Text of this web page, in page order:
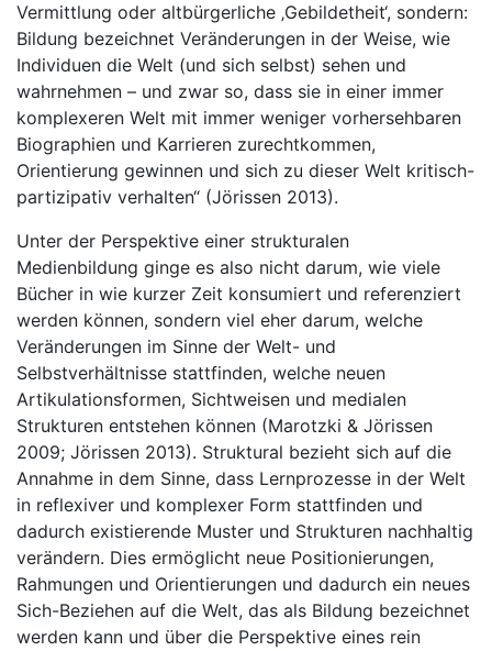
Vermittlung oder altbürgerliche ‚Gebildetheit‘, sondern:
Bildung bezeichnet Veränderungen in der Weise, wie
Individuen die Welt (und sich selbst) sehen und
wahrnehmen – und zwar so, dass sie in einer immer
komplexeren Welt mit immer weniger vorhersehbaren
Biographien und Karrieren zurechtkommen,
Orientierung gewinnen und sich zu dieser Welt kritisch-
partizipativ verhalten“ (Jörissen 2013).
Unter der Perspektive einer strukturalen
Medienbildung ginge es also nicht darum, wie viele
Bücher in wie kurzer Zeit konsumiert und referenziert
werden können, sondern viel eher darum, welche
Veränderungen im Sinne der Welt- und
Selbstverhältnisse stattfinden, welche neuen
Artikulationsformen, Sichtweisen und medialen
Strukturen entstehen können (Marotzki & Jörissen
2009; Jörissen 2013). Struktural bezieht sich auf die
Annahme in dem Sinne, dass Lernprozesse in der Welt
in reflexiver und komplexer Form stattfinden und
dadurch existierende Muster und Strukturen nachhaltig
verändern. Dies ermöglicht neue Positionierungen,
Rahmungen und Orientierungen und dadurch ein neues
Sich-Beziehen auf die Welt, das als Bildung bezeichnet
werden kann und über die Perspektive eines rein